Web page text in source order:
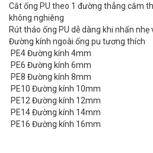
Cắt ống PU theo 1 đường thẳng cắm
không nghiêng
Rút tháo ống PU dễ dàng khi nhấn nhẹ
Đường kính ngoài ống pu tương thích
PE4 Đường kính 4mm
PE6 Đường kính 6mm
PE8 Đường kính 8mm
PE10 Đường kính 10mm
PE12 Đường kính 12mm
PE14 Đường kính 14mm
PE16 Đường kính 16mm